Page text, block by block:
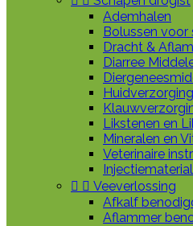
Ademhalen
Bolussen voor
Dracht &
Diarree
Likstenen en
Mineralen en
Veterinaire
  Veeverlossing
Afkalf
Aflammer